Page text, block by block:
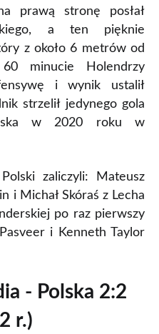
prawą stronę posłał
a ten pięknie
z około 6 metrów od
minucie Holendrzy
i wynik ustalił
strzelił jedynego gola
w 2020 roku w
zaliczyli: Mateusz
i Michał Skóraś z Lecha
po raz pierwszy
i Kenneth Taylor
- Polska 2:2
r.)